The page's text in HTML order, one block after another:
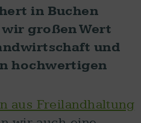
in Buchen
großen Wert
und
hochwertigen
aus Freilandhaltung